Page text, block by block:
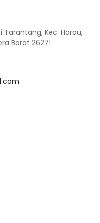
Tarantang, Kec. Harau,
Barat 26271